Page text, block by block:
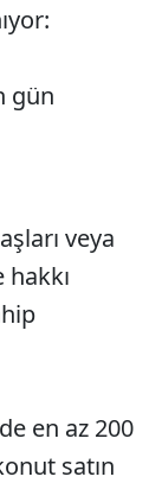
gün
veya
en az 200
satın